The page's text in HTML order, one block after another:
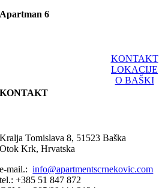
Apartman 6
KONTAKT
LOKACIJE
O BAŠKI
KONTAKT
Kralja Tomislava 8, 51523 Baška
Otok Krk, Hrvatska
e-mail.:info@apartmentscrnekovic.com
tel.: +385 51 847 872